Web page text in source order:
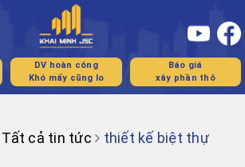
DV hoàn công
Khó mấy cũng lo
Báo giá
xây phần thô
Tất cả tin tức thiết kế biệt thự